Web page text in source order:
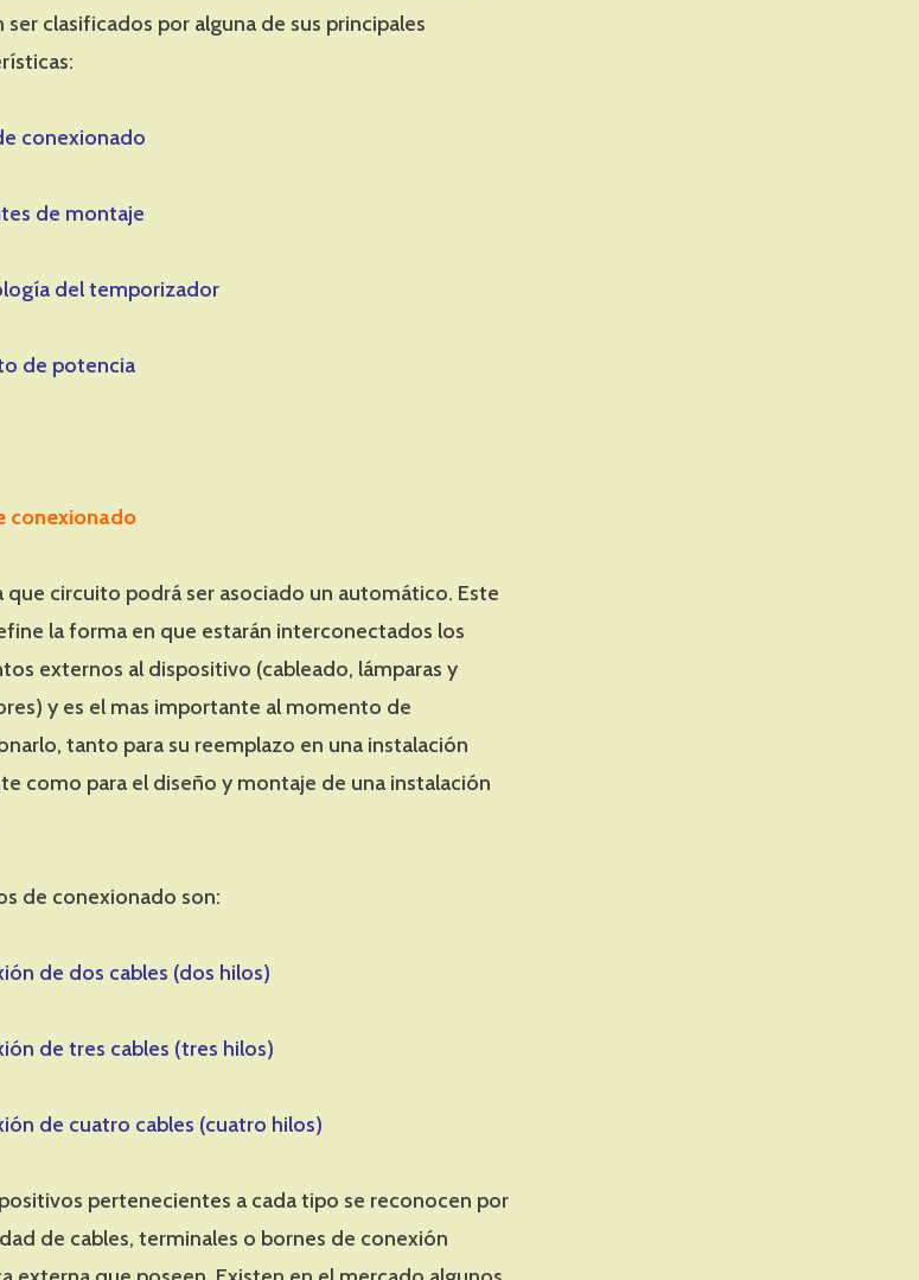
ser clasificados por alguna de sus principales
conexionado
de montaje
del temporizador
de potencia
conexionado
que circuito podrá ser asociado un automático. Este
la forma en que estarán interconectados los
externos al dispositivo (cableado, lámparas y
y es el mas importante al momento de
tanto para su reemplazo en una instalación
como para el diseño y montaje de una instalación
de conexionado son:
de dos cables (dos hilos)
de tres cables (tres hilos)
de cuatro cables (cuatro hilos)
pertenecientes a cada tipo se reconocen por
de cables, terminales o bornes de conexión